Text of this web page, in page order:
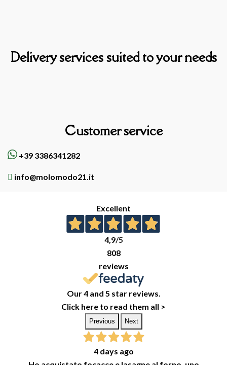
Delivery services suited to your needs
Customer service
+39 3386341282
info@molomodo21.it
Excellent
4,9/5
808
reviews
Our 4 and 5 star reviews.
Click here to read them all >
Previous Next
4 days ago